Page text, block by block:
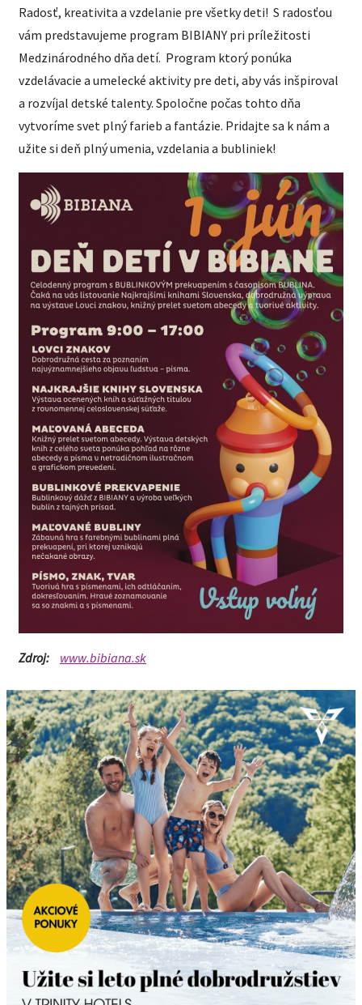
Radosť, kreativita a vzdelanie pre všetky deti! S radosťou
vám predstavujeme program BIBIANY pri príležitosti
Medzinárodného dňa detí. Program ktorý ponúka
vzdelávacie a umelecké aktivity pre deti, aby vás inšpiroval
a rozvíjal detské talenty. Spoločne počas tohto dňa
vytvoríme svet plný farieb a fantázie. Pridajte sa k nám a
užite si deň plný umenia, vzdelania a bubliniek!
Zdroj: www.bibiana.sk